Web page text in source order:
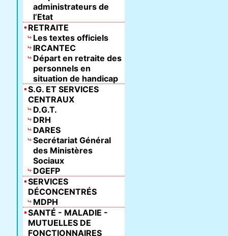
administrateurs de
l’Etat
RETRAITE
Les textes officiels
IRCANTEC
Départ en retraite des
personnels en
situation de handicap
S.G. ET SERVICES
CENTRAUX
D.G.T.
DRH
DARES
Secrétariat Général
des Ministères
Sociaux
DGEFP
SERVICES
DÉCONCENTRÉS
MDPH
SANTÉ - MALADIE -
MUTUELLES DE
FONCTIONNAIRES